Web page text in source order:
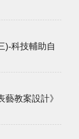
)-科技輔助自
教案設計》